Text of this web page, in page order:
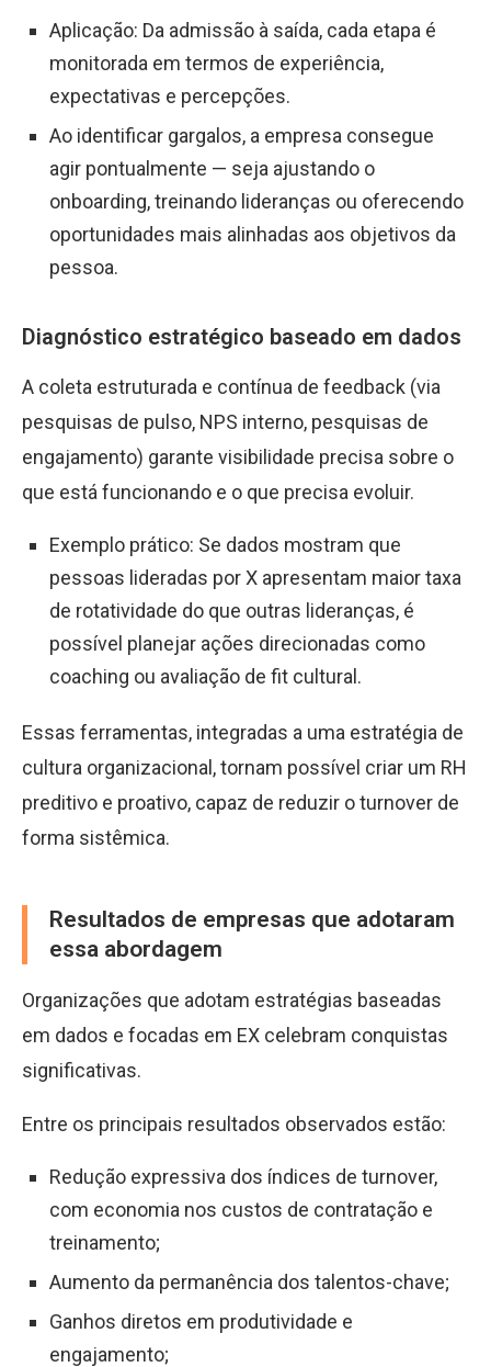
Aplicação: Da admissão à saída, cada etapa é
monitorada em termos de experiência,
expectativas e percepções.
Ao identificar gargalos, a empresa consegue
agir pontualmente — seja ajustando o
onboarding, treinando lideranças ou oferecendo
oportunidades mais alinhadas aos objetivos da
pessoa.
Diagnóstico estratégico baseado em dados
A coleta estruturada e contínua de feedback (via
pesquisas de pulso, NPS interno, pesquisas de
engajamento) garante visibilidade precisa sobre o
que está funcionando e o que precisa evoluir.
Exemplo prático: Se dados mostram que
pessoas lideradas por X apresentam maior taxa
de rotatividade do que outras lideranças, é
possível planejar ações direcionadas como
coaching ou avaliação de fit cultural.
Essas ferramentas, integradas a uma estratégia de
cultura organizacional, tornam possível criar um RH
preditivo e proativo, capaz de reduzir o turnover de
forma sistêmica.
Resultados de empresas que adotaram
essa abordagem
Organizações que adotam estratégias baseadas
em dados e focadas em EX celebram conquistas
significativas.
Entre os principais resultados observados estão:
Redução expressiva dos índices de turnover,
com economia nos custos de contratação e
treinamento;
Aumento da permanência dos talentos-chave;
Ganhos diretos em produtividade e
engajamento;